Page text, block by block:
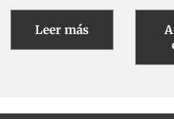
Leer más